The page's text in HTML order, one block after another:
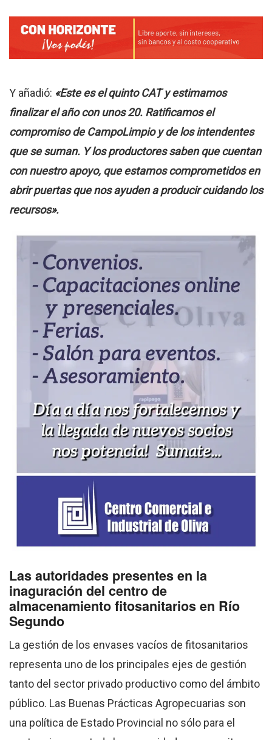
Y añadió: «Este es el quinto CAT y estimamos
finalizar el año con unos 20. Ratificamos el
compromiso de CampoLimpio y de los intendentes
que se suman. Y los productores saben que cuentan
con nuestro apoyo, que estamos comprometidos en
abrir puertas que nos ayuden a producir cuidando los
recursos».
Las autoridades presentes en la
inaguración del centro de
almacenamiento fitosanitarios en Río
Segundo
La gestión de los envases vacíos de fitosanitarios
representa uno de los principales ejes de gestión
tanto del sector privado productivo como del ámbito
público. Las Buenas Prácticas Agropecuarias son
una política de Estado Provincial no sólo para el